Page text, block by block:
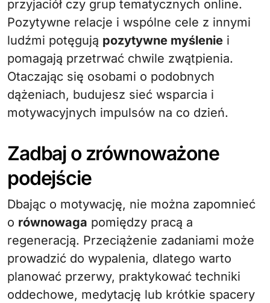
przyjaciół czy grup tematycznych online.
Pozytywne relacje i wspólne cele z innymi
ludźmi potęgują pozytywne myślenie i
pomagają przetrwać chwile zwątpienia.
Otaczając się osobami o podobnych
dążeniach, budujesz sieć wsparcia i
motywacyjnych impulsów na co dzień.
Zadbaj o zrównoważone
podejście
Dbając o motywację, nie można zapomnieć
o równowaga pomiędzy pracą a
regeneracją. Przeciążenie zadaniami może
prowadzić do wypalenia, dlatego warto
planować przerwy, praktykować techniki
oddechowe, medytację lub krótkie spacery